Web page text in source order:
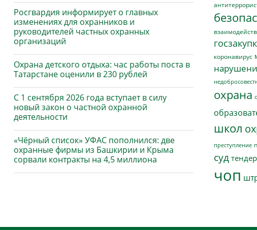
Росгвардия информирует о главных
изменениях для охранников и
руководителей частных охранных
организаций
Охрана детского отдыха: час работы поста в
Татарстане оценили в 230 рублей
С 1 сентября 2026 года вступает в силу
новый закон о частной охранной
деятельности
«Чёрный список» УФАС пополнился: две
охранные фирмы из Башкирии и Крыма
сорвали контракты на 4,5 миллиона
коронавирус
охрана
школ
преступление
суд
чоп